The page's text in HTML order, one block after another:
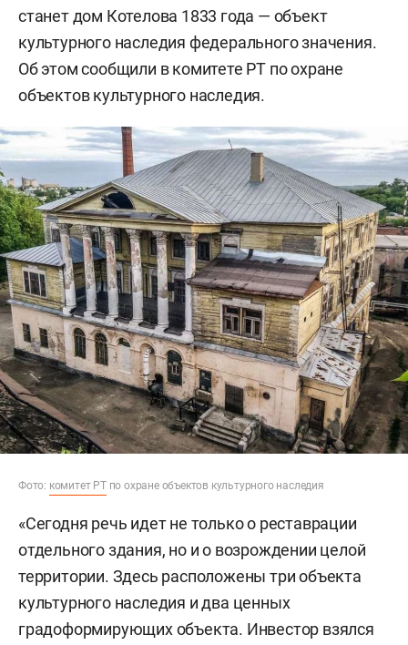
станет дом Котелова 1833 года — объект
культурного наследия федерального значения.
Об этом сообщили в комитете РТ по охране
объектов культурного наследия.
Фото: комитет РТпо охране объектов культурного наследия
«Сегодня речь идет не только о реставрации
отдельного здания, но и о возрождении целой
территории. Здесь расположены три объекта
культурного наследия и два ценных
градоформирующих объекта. Инвестор взялся